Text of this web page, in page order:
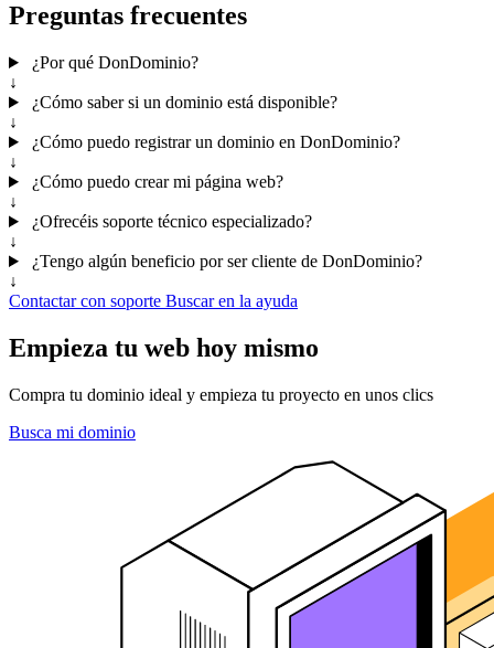
Preguntas frecuentes
¿Por qué DonDominio?
↓
¿Cómo saber si un dominio está disponible?
↓
¿Cómo puedo registrar un dominio en DonDominio?
↓
¿Cómo puedo crear mi página web?
↓
¿Ofrecéis soporte técnico especializado?
↓
¿Tengo algún beneficio por ser cliente de DonDominio?
↓
Contactar con soporte Buscar en la ayuda
Empieza tu web hoy mismo
Compra tu dominio ideal y empieza tu proyecto en unos clics
Busca mi dominio